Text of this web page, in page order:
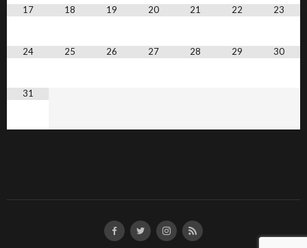
17 18 19 20 21 22 23
24 25 26 27 28 29 30
31